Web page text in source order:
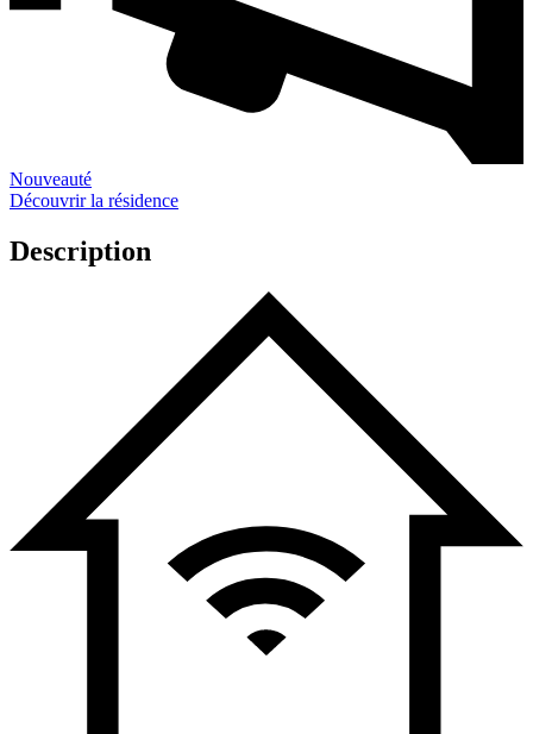
Nouveauté
Découvrir la résidence
Description